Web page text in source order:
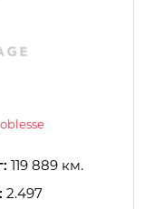
119 889 км.
2.497